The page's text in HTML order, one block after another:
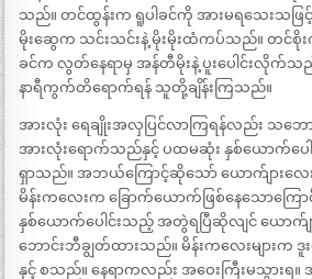
သည်။ တင်ထွန်းက ရူပါခင်ကို အားမရသေးသဖြင့်
မိုးဆွေက သင်းသင်းနဲ့ မိုးမိုးထံကပ်သည်။ တင်စို
ခင်က လွတ်နေရာမှ အန်တီမိုးနဲ့ ပူးပေါင်းလိုက်သ
နာရီကွက်တိရောက်ရန် သူတို့ချိန်းကြသည်။
အားလုံး ရေချိုးအလှပြင်လာကြရန်လည်း သ
အားလုံးရောက်သည်နှင့် ပထမဆုံး နှစ်ယောက်ပေ
ရှာသည်။ အဘယ်ကြောင့်ဆိုသော် ယောက်ျားလေး
မိန်းကလေးက ခြောက်ယောက်ဖြစ်နေသောကြေ
နှစ်ယောက်ပေါင်းသည့် အတွဲရပြီဆိုလျင် ယောက်ျ
ဘောင်းဘီချွတ်ထားသည်။ မိန်းကလေးများက
နှင့် စသည်။ နေရာကလည်း အဝေးကြီးမသွားရ